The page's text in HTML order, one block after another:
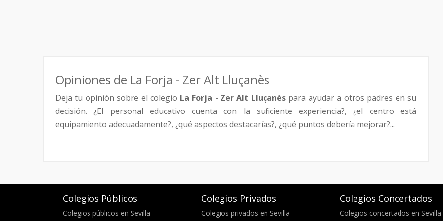
Opiniones de La Forja - Zer Alt Lluçanès
Deja tu opinión sobre el colegio La Forja - Zer Alt Lluçanèspara ayudar a otros padres en su
decisión. ¿El personal educativo cuenta con la suficiente experiencia?, ¿el centro está
equipamiento adecuadamente?, ¿qué aspectos destacarías?, ¿qué puntos debería mejorar?...
Colegios Públicos
Colegios públicos en Sevilla
Colegios Privados
Colegios privados en Sevilla
Colegios Concertados
Colegios concertados en Sevilla